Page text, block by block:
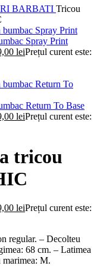
BARBATI Tricou
Spray Print
leiPrețul curent este:
Return To Base
leiPrețul curent este:
tricou
leiPrețul curent este:
regular. – Decolteu
68 cm. – Latimea
marimea: M.